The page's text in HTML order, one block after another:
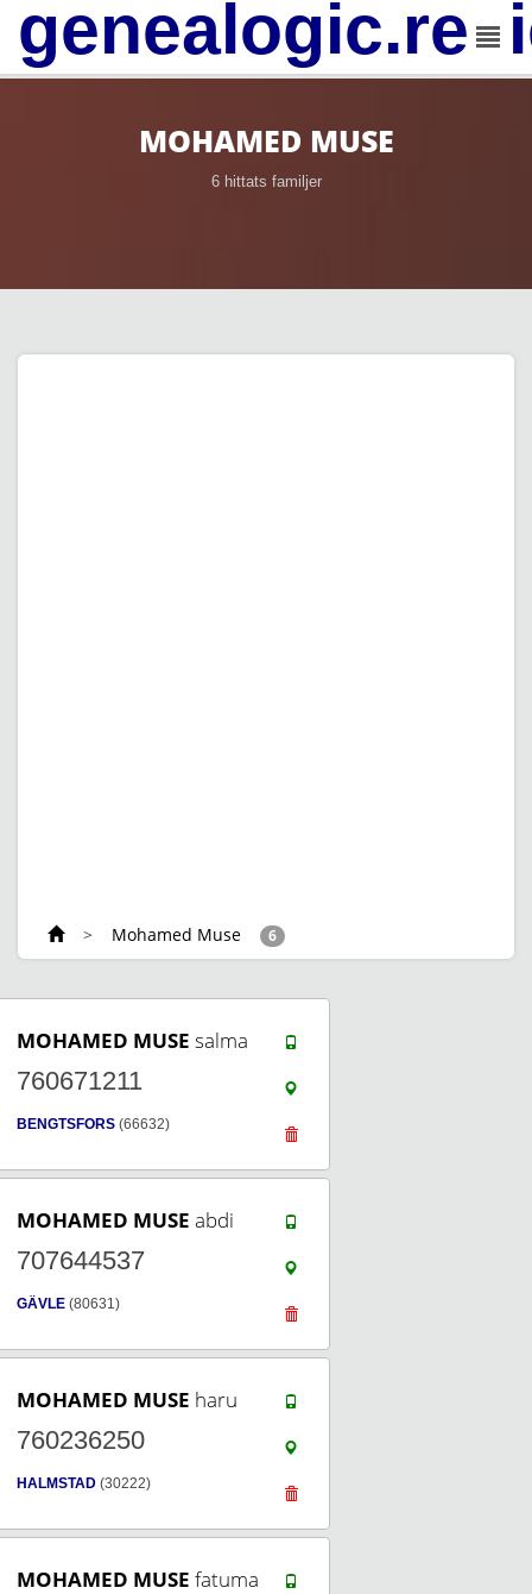
MOHAMED MUSE
6 hittats familjer
> Mohamed Muse 6
MOHAMED MUSE salma
760671211
BENGTSFORS (66632)
MOHAMED MUSE abdi
707644537
GÄVLE (80631)
MOHAMED MUSE haru
760236250
HALMSTAD (30222)
MOHAMED MUSE fatuma